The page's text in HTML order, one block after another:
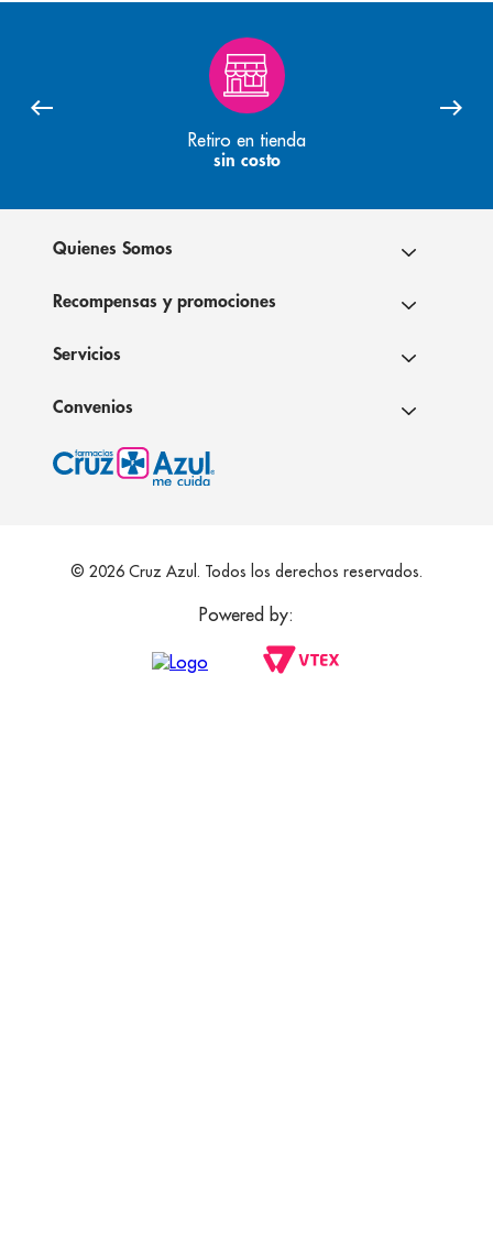
Retiro en tienda
sin costo
Quienes Somos
Recompensas y promociones
Servicios
Convenios
© 2026 Cruz Azul. Todos los derechos reservados.
Powered by: